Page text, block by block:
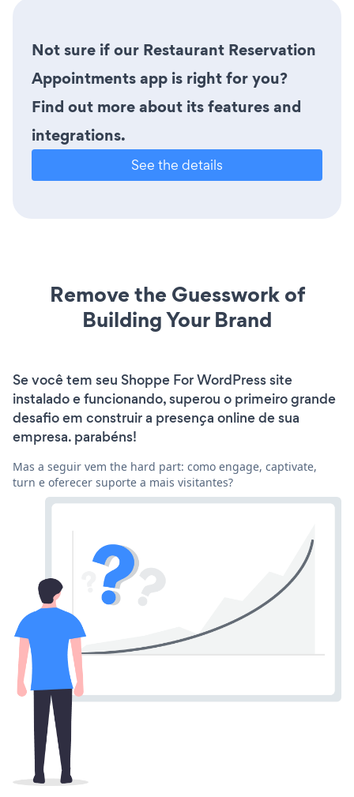
Not sure if our Restaurant Reservation
Appointments app is right for you?
Find out more about its features and
integrations.
See the details
Remove the Guesswork of
Building Your Brand
Se você tem seu Shoppe For WordPress site
instalado e funcionando, superou o primeiro grande
desafio em construir a presença online de sua
empresa. parabéns!
Mas a seguir vem the hard part: como engage, captivate,
turn e oferecer suporte a mais visitantes?